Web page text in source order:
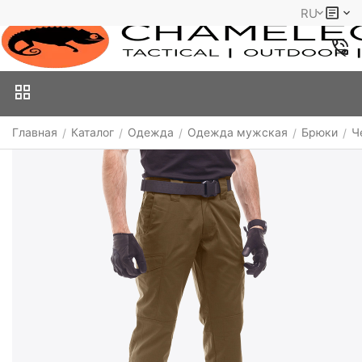
RU
Главная / Каталог / Одежда / Одежда мужская / Брюки /